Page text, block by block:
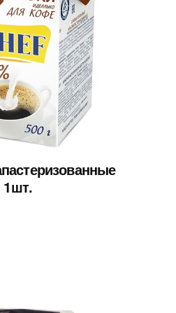
1шт.